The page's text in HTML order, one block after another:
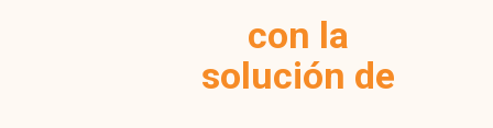
con la
solución de